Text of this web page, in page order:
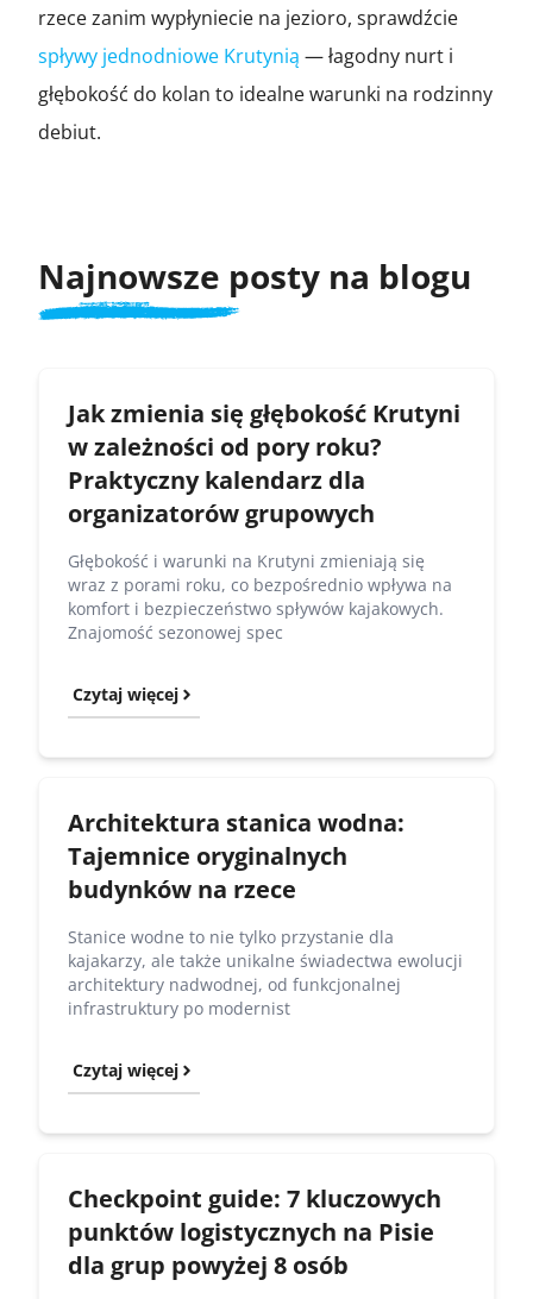
rzece zanim wypłyniecie na jezioro, sprawdźcie
spływy jednodniowe Krutynią — łagodny nurt i
głębokość do kolan to idealne warunki na rodzinny
debiut.
Najnowsze posty na blogu
Jak zmienia się głębokość Krutyni
w zależności od pory roku?
Praktyczny kalendarz dla
organizatorów grupowych
Głębokość i warunki na Krutyni zmieniają się
wraz z porami roku, co bezpośrednio wpływa na
komfort i bezpieczeństwo spływów kajakowych.
Znajomość sezonowej spec
Czytaj więcej
Architektura stanica wodna:
Tajemnice oryginalnych
budynków na rzece
Stanice wodne to nie tylko przystanie dla
kajakarzy, ale także unikalne świadectwa ewolucji
architektury nadwodnej, od funkcjonalnej
infrastruktury po modernist
Czytaj więcej
Checkpoint guide: 7 kluczowych
punktów logistycznych na Pisie
dla grup powyżej 8 osób